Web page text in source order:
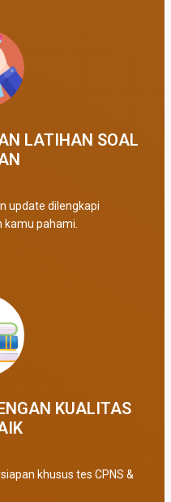
LATIHAN SOAL
update dilengkapi
kamu pahami.
KUALITAS
khusus tes CPNS &